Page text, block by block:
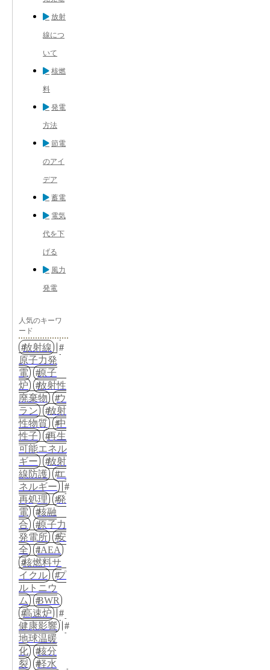
放射
線につ
いて
核燃
料
発電
方法
節電
のアイ
デア
蓄電
電気
代を下
げる
風力
発電
人気のキーワ
ード
放射線
原子力発
電
原子
炉
放射性
廃棄物
ウ
ラン
放射
性物質
中
性子
再生
可能エネル
ギー
放射
線防護
エ
ネルギー
再処理
発
電
核融
合
原子力
発電所
安
全
IAEA
核燃料サ
イクル
プ
ルトニウ
ム
BWR
高速炉
健康影響
地球温暖
化
核分
裂
軽水